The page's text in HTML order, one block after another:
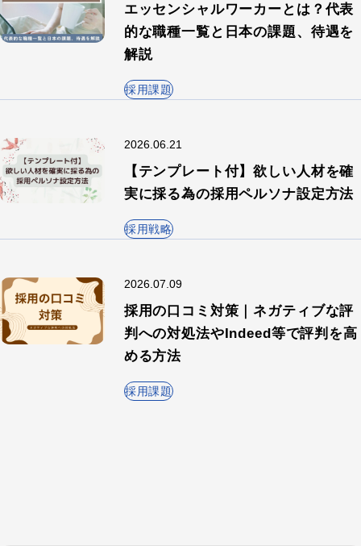
エッセンシャルワーカーとは？代表
的な職種一覧と日本の課題、待遇を
解説
採用課題
2026.06.21
【テンプレート付】欲しい人材を確
実に採る為の採用ペルソナ設定方法
採用戦略
2026.07.09
採用の口コミ対策｜ネガティブな評
判への対処法やIndeed等で評判を高
める方法
採用課題